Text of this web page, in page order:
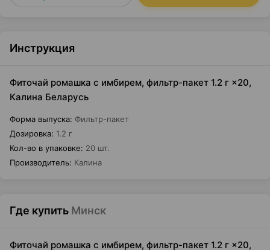
Инструкция
Фиточай ромашка с имбирем, фильтр-пакет 1.2 г ×20,
Калина Беларусь
Форма выпуска: Фильтр-пакет
Дозировка: 1.2 г
Кол-во в упаковке: 20 шт.
Производитель: Калина
Где купить Минск
Фиточай ромашка с имбирем, фильтр-пакет 1.2 г ×20,